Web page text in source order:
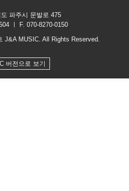
파주시 문발로 475
ㅣ F. 070-8270-0150
J&A MUSIC. All Rights Reserved.
버전으로 보기